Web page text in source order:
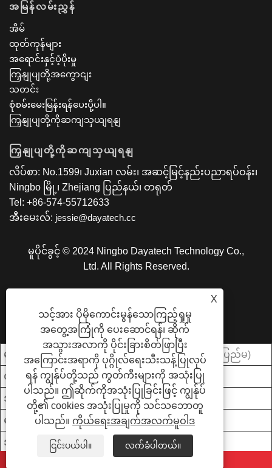
X
သင့်အား ပိုမိုကောင်းမွန်သောကြည့်ရှုမှု
အတွေ့အကြုံကို ပေးဆောင်ရန်၊ ဆိုက်
အသွားအလာကို ပိုင်းခြားစိတ်ဖြာပြီး
အကြောင်းအရာကို ပုဂ္ဂိုလ်ရေးသီးသန့်ပြုလုပ်
ရန် ကျွန်ုပ်တို့သည် ကွတ်ကီးများကို အသုံးပြု
ပါသည်။ ဤဆိုက်ကိုအသုံးပြုခြင်းဖြင့် ကျွန်ုပ်
တို့၏ cookies အသုံးပြုမှုကို သင်သဘောတူ
ပါသည်။ ကိုယ်ရေးအချက်အလက်မူဝါဒ
ငြင်းပယ်ပါ။ လက်ခံပါတယ်။
အမြန်လမ်းညွှန်
အိမ်
ထုတ်ကုန်များ
အရောင်းနှင့်ပံ့ပိုးမှု
ကြှနျုပျတို့အကွောငျး
သတင်း
စုံစမ်းမေးမြန်းရန်ပေးပို့ပါ။
ကြှနျုပျတို့ကိုဆကျသှယျရနျ
ကြှနျုပျတို့ကိုဆကျသှယျရနျ
လိပ်စာ: No.1599၊ Juxian လမ်း၊ အဆင့်မြင့်နည်းပညာရပ်ဝန်း၊
Ningbo မြို့၊ Zhejiang ပြည်နယ်၊ တရုတ်
Tel: +86-574-55712633
အီးမေးလ်: jessie@dayatech.cc
မူပိုင်ခွင့် © 2024 Ningbo Dayatech Technology Co.,
Ltd. All Rights Reserved.
ကိုယ်ရေးအချက်အလက်မူဝါဒ
မူလနေရာ- Zhejiang၊ တရုတ် (ပြည်မ)
ပါဝါ:: 20W
အလင်းတန်းထောင့် :: 160°
ဓာတ်အား:: AC 85-265V
အလင်းရောင်အကွာအဝေး :: 15M